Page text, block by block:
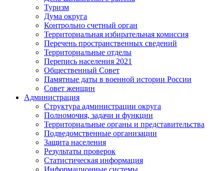
Туризм
Дума округа
Контрольно счетный орган
Территориальная избирательная комиссия
Перечень пространственных сведений
Территориальные отделы
Перепись населения 2021
Общественный Совет
Памятные даты в военной истории России
Совет женщин
Администрация
Структура администрации округа
Полномочия, задачи и функции
Территориальные органы и представительства
Подведомственные организации
Защита населения
Результаты проверок
Статистическая информация
Информационные системы